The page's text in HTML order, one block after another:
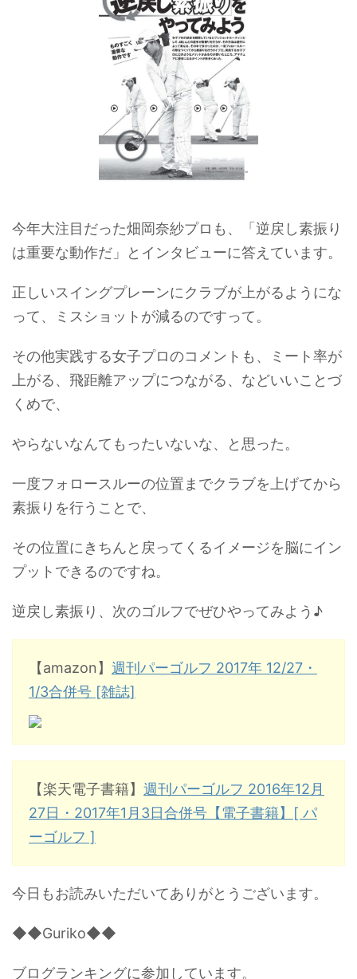
今年大注目だった畑岡奈紗プロも、「逆戻し素振り
は重要な動作だ」とインタビューに答えています。
正しいスイングプレーンにクラブが上がるようにな
って、ミスショットが減るのですって。
その他実践する女子プロのコメントも、ミート率が
上がる、飛距離アップにつながる、などいいことづ
くめで、
やらないなんてもったいないな、と思った。
一度フォロースルーの位置までクラブを上げてから
素振りを行うことで、
その位置にきちんと戻ってくるイメージを脳にイン
プットできるのですね。
逆戻し素振り、次のゴルフでぜひやってみよう♪
【amazon】 週刊パーゴルフ 2017年 12/27・
1/3合併号 [雑誌]
【楽天電子書籍】 週刊パーゴルフ 2016年12月
27日・2017年1月3日合併号【電子書籍】[ パ
ーゴルフ ]
今日もお読みいただいてありがとうございます。
◆◆Guriko◆◆
ブログランキングに参加しています。